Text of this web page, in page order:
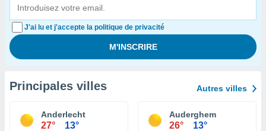
J'ai lu et j'accepte la politique de privacité
Principales villes Autres villes
Anderlecht
27° 13°
Auderghem
26° 13°